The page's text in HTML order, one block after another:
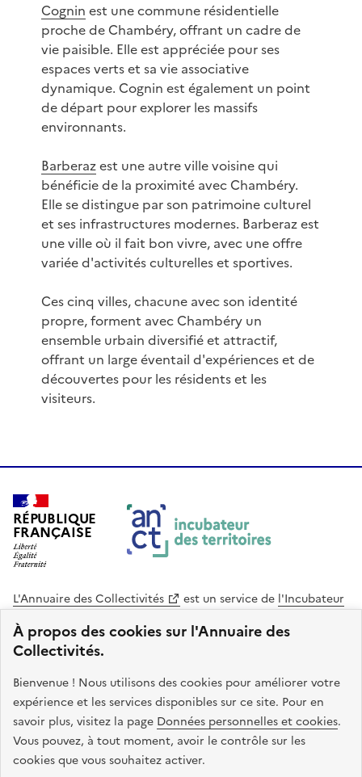
À propos des cookies sur l'Annuaire des
Collectivités.
Bienvenue ! Nous utilisons des cookies pour améliorer votre
expérience et les services disponibles sur ce site. Pour en
savoir plus, visitez la page Données personnelles et cookies.
Vous pouvez, à tout moment, avoir le contrôle sur les
cookies que vous souhaitez activer.
Cognin est une commune résidentielle
proche de Chambéry, offrant un cadre de
vie paisible. Elle est appréciée pour ses
espaces verts et sa vie associative
dynamique. Cognin est également un point
de départ pour explorer les massifs
environnants.
Barberazest une autre ville voisine qui
bénéficie de la proximité avec Chambéry.
Elle se distingue par son patrimoine culturel
et ses infrastructures modernes. Barberaz est
une ville où il fait bon vivre, avec une offre
variée d'activités culturelles et sportives.
Ces cinq villes, chacune avec son identité
propre, forment avec Chambéry un
ensemble urbain diversifié et attractif,
offrant un large éventail d'expériences et de
découvertes pour les résidents et les
visiteurs.
RÉPUBLIQUE
FRANÇAISE
L'Annuaire des Collectivités est un service de l'Incubateur
des Territoires
Cohésion des Territoires
. Le code source de ce site web
est disponible en licence libre. Le design de ce site est conçu
avec le système de design de l’État.
legifrance.gouv.fr
info.gouv.fr
service-public.gouv.fr
data.gouv.fr